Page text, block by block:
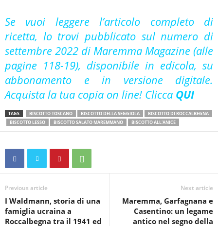
Se vuoi leggere l’articolo completo di
ricetta, lo trovi pubblicato sul numero di
settembre 2022 di Maremma Magazine (alle
pagine 118-19), disponibile in edicola, su
abbonamento e in versione digitale.
Acquista la tua copia on line! Clicca QUI
TAGS BISCOTTO TOSCANO BISCOTTO DELLA SEGGIOLA
BISCOTTO DI ROCCALBEGNA
BISCOTTO LESSO
BISCOTTO SALATO MAREMMANO BISCOTTO ALL'ANICE
Previous article
I Waldmann, storia di una
famiglia ucraina a
Roccalbegna tra il 1941 ed
Next article
Maremma, Garfagnana e
Casentino: un legame
antico nel segno della